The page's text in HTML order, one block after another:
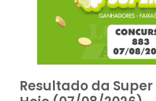
Resultado da Super